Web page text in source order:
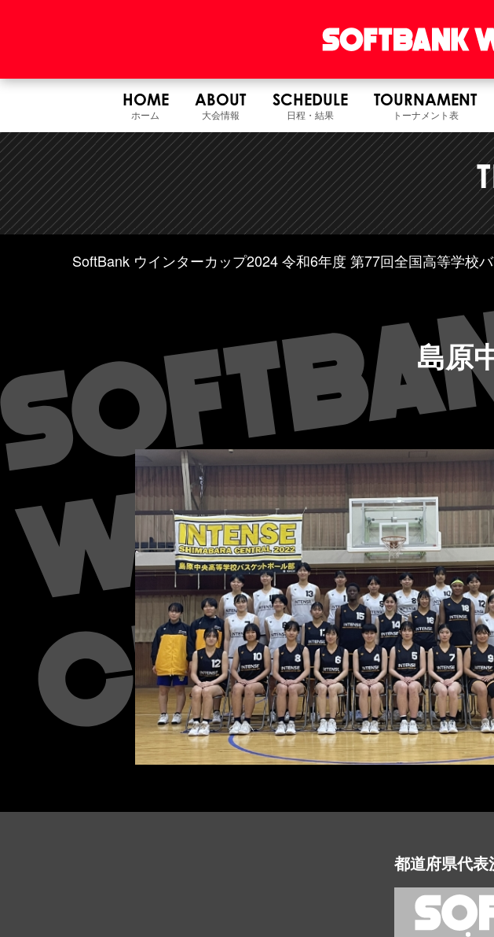
HOME
ホーム
ABOUT
大会情報
SCHEDULE
日程・結果
TOURNAMENT
トーナメント表
SoftBank ウインターカップ2024 令和6年度 第77回全国高等学校
島原
都道府県代